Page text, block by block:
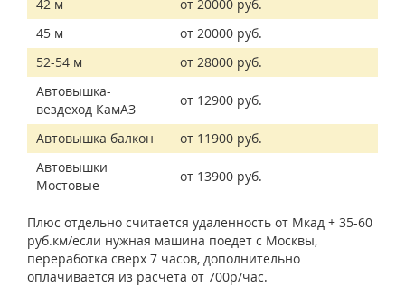
42 м
от 20000 руб.
45 м
от 20000 руб.
52-54 м
от 28000 руб.
Автовышка-
вездеход КамАЗ
от 12900 руб.
Автовышка балкон
от 11900 руб.
Автовышки
Мостовые
от 13900 руб.
Плюс отдельно считается удаленность от Мкад + 35-60
руб.км/если нужная машина поедет с Москвы,
переработка сверх 7 часов, дополнительно
оплачивается из расчета от 700р/час.